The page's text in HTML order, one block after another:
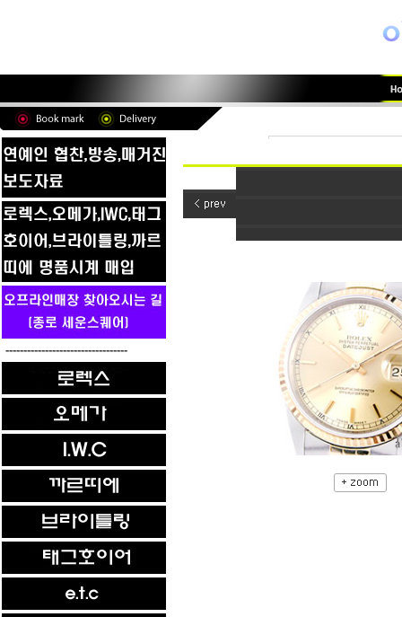
----------------------------------